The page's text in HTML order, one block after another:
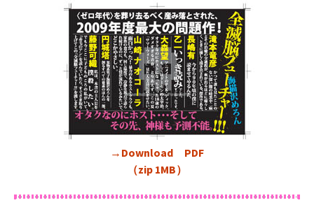
→Download PDF
（zip 1MB）